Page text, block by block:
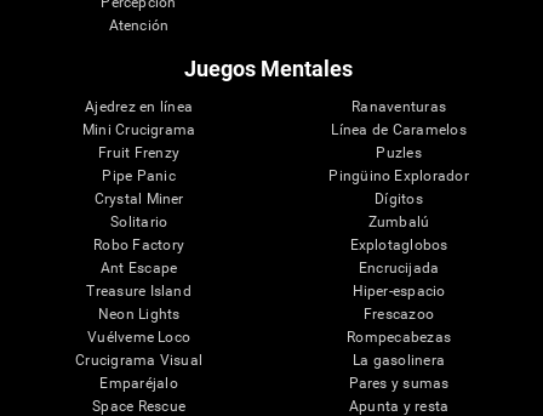
Atención
Juegos Mentales
Ajedrez en línea
Mini Crucigrama
Fruit Frenzy
Pipe Panic
Crystal Miner
Solitario
Robo Factory
Ant Escape
Treasure Island
Neon Lights
Vuélveme Loco
Crucigrama Visual
Emparéjalo
Space Rescue
Ranaventuras
Línea de Caramelos
Puzles
Pingüino Explorador
Dígitos
Zumbalú
Explotaglobos
Encrucijada
Hiper-espacio
Frescazoo
Rompecabezas
La gasolinera
Pares y sumas
Apunta y resta